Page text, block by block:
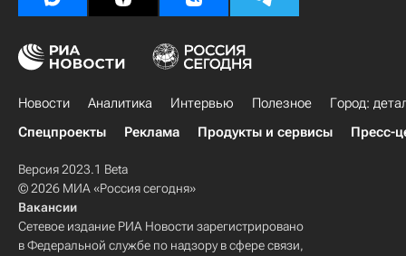
Новости Аналитика Интервью Полезное
Город:
Спецпроекты
Реклама Продукты и сервисы Пресс-
Версия 2023.1 Beta
© 2026 МИА «Россия сегодня»
Вакансии
Сетевое издание РИА Новости зарегистрировано
в Федеральной службе по надзору в сфере связи,